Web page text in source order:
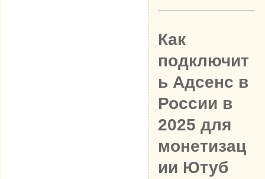
Как
подключит
ь Адсенс в
России в
2025 для
монетизац
ии Ютуб